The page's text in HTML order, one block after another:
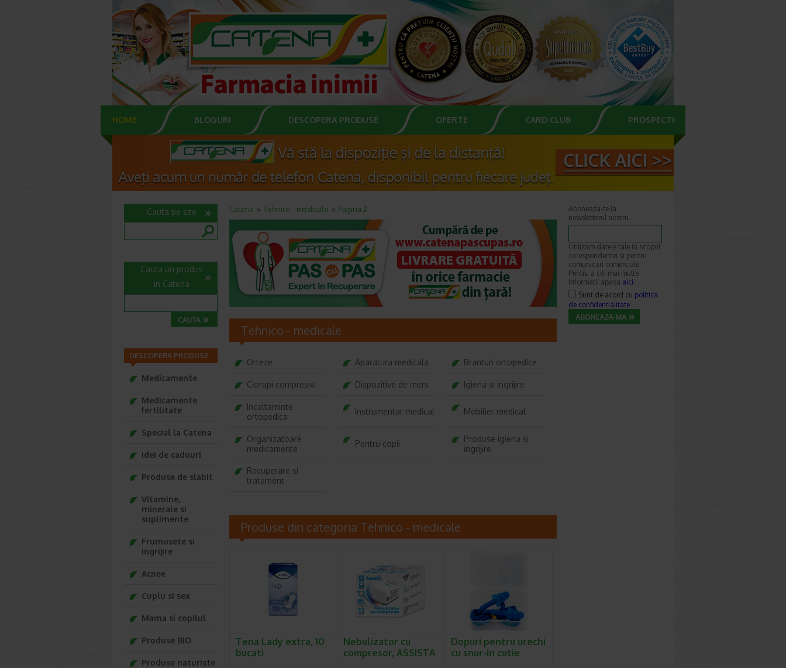
HOME BLOGURI DESCOPERA PRODUSE OFERTE CARD CLUB PROSPECTE
Catena Tehnico - medicale Pagina 2
Tehnico - medicale
Orteze Aparatura medicala Branturi ortopedice
Ciorapi compresivi Dispozitive de mers Igiena si ingrijire
Incaltaminte
ortopedica
Instrumentar medical Mobilier medical
Organizatoare
medicamente
Pentru copii
Produse igiena si
ingrijire
Recuperare si
tratament
Produse din categoria Tehnico - medicale
Tena Lady extra, 10
bucati
Nebulizator cu
compresor, ASSISTA
Dopuri pentru urechi
cu snur-in cutie
Cauta pe site
Cauta un produs
in Catena
DESCOPERA PRODUSE
Medicamente
Medicamente
fertilitate
Special la Catena
Idei de cadouri
Produse de slabit
Vitamine,
minerale si
suplimente
Frumusete si
ingrijire
Acnee
Cuplu si sex
Mama si copilul
Produse BIO
Produse naturiste
Aboneaza-te la
newsletterul nostru
Utilizam datele tale in scopul
corespondentei si pentru
comunicari comerciale.
Pentru a citi mai multe
informatii apasa aici.
Sunt de acord cu politica
de confidentialitate